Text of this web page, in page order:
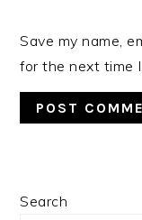
Save my name,
for the next time
PRIMARY
Search